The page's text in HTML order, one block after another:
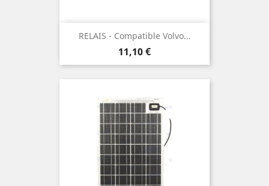
RELAIS - Compatible Volvo...
Prix
11,10 €